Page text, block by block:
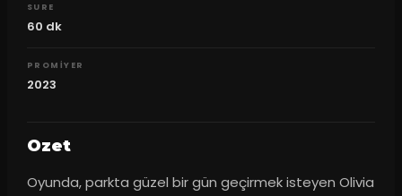
SURE
60 dk
PROMIYER
2023
Ozet
Oyunda, parkta güzel bir gün geçirmek isteyen Olivia